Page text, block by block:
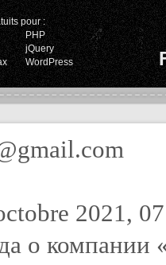
pour :
PHP
jQuery
WordPress
2021,
рынках, не имея начальства и необходимости ежедневно ходить на работу. Имея абсолютную свободу действий, они сами определяют, что и когда им необходимо делать, а также абсолютно не имеют привязки к месту, ведь самое главное, чтобы был доступен интернет и компьютер. Некоторые даже торгуют не выходя из своей яхты в Индийском океане, естественно, продолжая обучение. Форекс требует от участника рынка пополнения знаний. Центр Биржевых Технологий отзывы Форекс: обучение с нуля в ЦБТ Все это им удалось достичь благодаря тому, что они рискнули и прошли обучение торговле на Форекс и почувствовали все преимущества, которые дают в ЦБТ. Процесс подготовки состоит из двух этапов: Первый этап — это Базовый курс. Вступительная часть ориентирована на постепенное введение в атмосферу торгов людей, которые не имеют никакого отношения к миру финансов и решили пройти обучение трейдингу с нуля. В течение курса на 4-х занятиях рассматриваются история и основные принципы функционирования международных финансовых рынков, каким образом зарабатывают крупнейшие корпорации и инвестиционные банки, обучение инвестированию, расставляются ключевые акценты: от каких факторов зависит формирование цены на золото, акции, нефть, валюты, и как можно получать доход, основываясь на полученных знаниях. В курсе собрана только самая полезная и проверенная информация, которая представлена в простых для понимания и наглядных графических пособиях, а также в разнообразии практических примеров ее применения в реальной ситуации. Обучение трейдингу предполагает обязательную теоретическую часть, составленную по эксклюзивным методикам команды «Центр Биржевых технологий» — отзывы признательных клиентов доказывают эффективность специально проработанной программы. Уроки Форекс еще никогда не были так доступны! Второй этап — это Практический курс. В отличие от большинства посредственных учреждений, предлагающий только теорию, в ЦБТ большую часть времени уделяют именно практике, которая в обязательном порядке должна подкреплять уроки Forex. Программа курса состоит из 15 практических занятий, который ведут только лучшие специалисты. Во время курса поэтапно объясняются основные принципы и тонкости работы с программным обеспечением для осуществления деятельности на финансовых рынках, хитрости и личные наработки команды трейдеров ЦБТ. Отзывы подтверждают высокий уровень подготовки преподавателей и грамотный подход к делу. Обучение Forex должно быть качественным. На каждом